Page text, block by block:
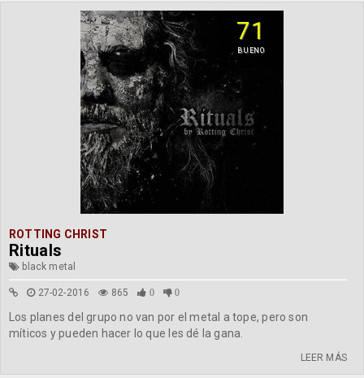
71
BUENO
ROTTING CHRIST
Rituals
black metal
27-02-2016 865 0 0
Los planes del grupo no van por el metal a tope, pero son
míticos y pueden hacer lo que les dé la gana.
LEER MÁS